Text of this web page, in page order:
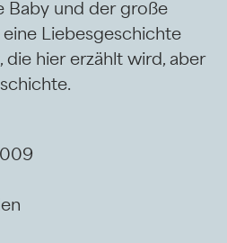
Baby und der große
Liebesgeschichte
hier erzählt wird, aber